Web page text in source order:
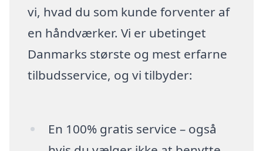
vi, hvad du som kunde forventer af
en håndværker. Vi er ubetinget
Danmarks største og mest erfarne
tilbudsservice, og vi tilbyder:
En 100% gratis service – også